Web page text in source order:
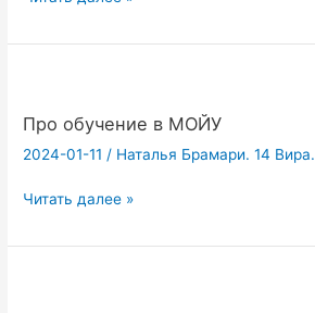
подучить:))
по
Про обучение в МОЙУ
2024-01-11 / Наталья Брамари. 14 Вира.
Про
в
Читать далее »